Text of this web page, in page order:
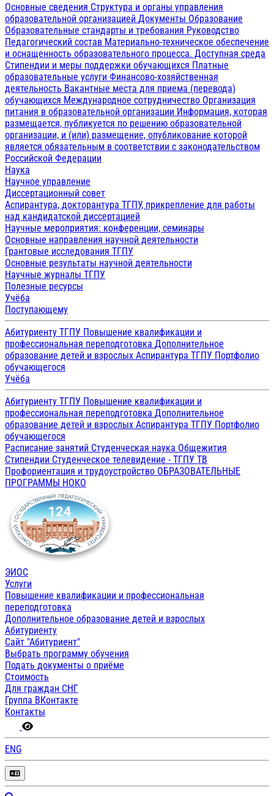
Основные сведения Структура и органы управления
образовательной организацией Документы Образование
Образовательные стандарты и требования Руководство
Педагогический состав Материально-техническое обеспечение
и оснащенность образовательного процесса. Доступная среда
Стипендии и меры поддержки обучающихся Платные
образовательные услуги Финансово-хозяйственная
деятельность Вакантные места для приема (перевода)
обучающихся Международное сотрудничество Организация
питания в образовательной организации Информация, которая
размещается, публикуется по решению образовательной
организации, и (или) размещение, опубликование которой
является обязательным в соответствии с законодательством
Российской Федерации
Наука
Научное управление
Диссертационный совет
Аспирантура, докторантура ТГПУ, прикрепление для работы
над кандидатской диссертацией
Научные мероприятия: конференции, семинары
Основные направления научной деятельности
Грантовые исследования ТГПУ
Основные результаты научной деятельности
Научные журналы ТГПУ
Полезные ресурсы
Учёба
Поступающему
Абитуриенту ТГПУ Повышение квалификации и
профессиональная переподготовка Дополнительное
образование детей и взрослых Аспирантура ТГПУ Портфолио
обучающегося
Учёба
Абитуриенту ТГПУ Повышение квалификации и
профессиональная переподготовка Дополнительное
образование детей и взрослых Аспирантура ТГПУ Портфолио
обучающегося
Расписание занятий Студенческая наука Общежития
Стипендии Студенческое телевидение - ТГПУ ТВ
Профориентация и трудоустройство ОБРАЗОВАТЕЛЬНЫЕ
ПРОГРАММЫ НОКО
ЭИОС
Услуги
Повышение квалификации и профессиональная
переподготовка
Дополнительное образование детей и взрослых
Абитуриенту
Сайт "Абитуриент"
Выбрать программу обучения
Подать документы о приёме
Стоимость
Для граждан СНГ
Группа ВКонтакте
Контакты
ENG